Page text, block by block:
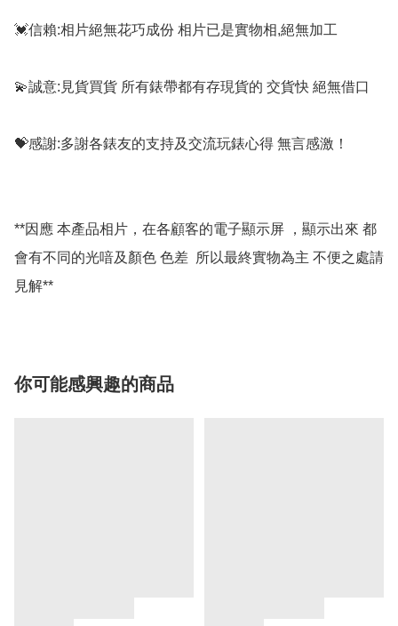
💓信賴:相片絕無花巧成份 相片已是實物相,絕無加工
💫誠意:見貨買貨 所有錶帶都有存現貨的 交貨快 絕無借口
💝感謝:多謝各錶友的支持及交流玩錶心得 無言感激！
**因應 本產品相片，在各顧客的電子顯示屏 ，顯示出來 都
會有不同的光喑及顏色 色差  所以最終實物為主 不便之處請
你可能感興趣的商品